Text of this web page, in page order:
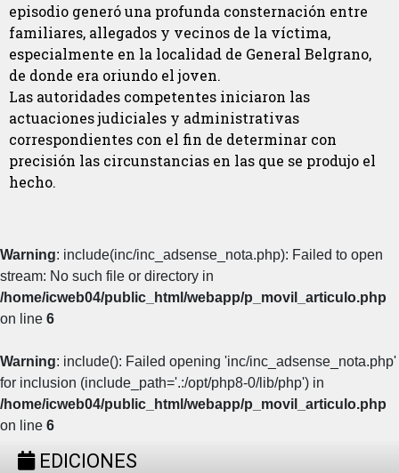
episodio generó una profunda consternación entre
familiares, allegados y vecinos de la víctima,
especialmente en la localidad de General Belgrano,
de donde era oriundo el joven.
Las autoridades competentes iniciaron las
actuaciones judiciales y administrativas
correspondientes con el fin de determinar con
precisión las circunstancias en las que se produjo el
hecho.
Warning: include(inc/inc_adsense_nota.php): Failed to open
stream: No such file or directory in
/home/icweb04/public_html/webapp/p_movil_articulo.php
on line 6
Warning: include(): Failed opening 'inc/inc_adsense_nota.php'
for inclusion (include_path='.:/opt/php8-0/lib/php') in
/home/icweb04/public_html/webapp/p_movil_articulo.php
on line 6
EDICIONES